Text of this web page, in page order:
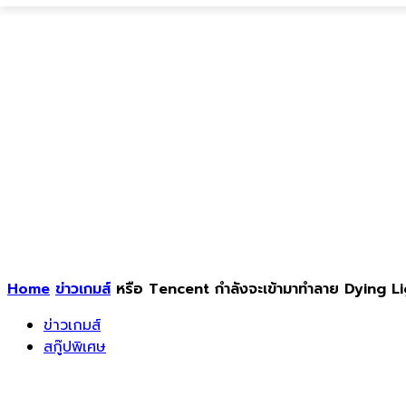
Home ข่าวเกมส์ หรือ Tencent กำลังจะเข้ามาทำลาย Dying
ข่าวเกมส์
สกู๊ปพิเศษ